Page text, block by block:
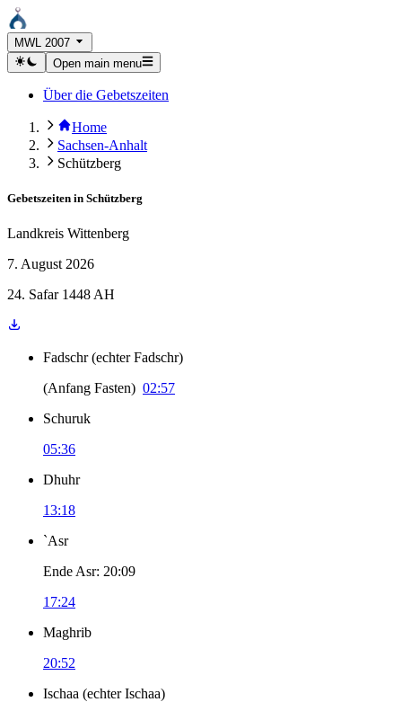
MWL 2007
Open main menu
Über die Gebetszeiten
Home
Sachsen-Anhalt
Schützberg
Gebetszeiten in Schützberg
Landkreis Wittenberg
7. August 2026
24. Safar 1448 AH
Fadschr (echter Fadschr)
(Anfang Fasten) 02:57
Schuruk
05:36
Dhuhr
13:18
`Asr
Ende Asr: 20:09
17:24
Maghrib
20:52
Ischaa (echter Ischaa)